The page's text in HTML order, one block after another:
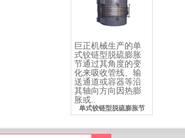
巨正机械生产的单
式铰链型脱硫膨胀
节通过其角度的变
化来吸收管线、输
送通道或容器等沿
其轴向方向因热膨
胀或..
单式铰链型脱硫膨胀节